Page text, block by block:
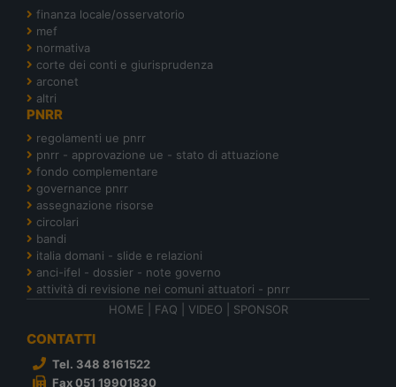
finanza locale/osservatorio
mef
normativa
corte dei conti e giurisprudenza
arconet
altri
PNRR
regolamenti ue pnrr
pnrr - approvazione ue - stato di attuazione
fondo complementare
governance pnrr
assegnazione risorse
circolari
bandi
italia domani - slide e relazioni
anci-ifel - dossier - note governo
attività di revisione nei comuni attuatori - pnrr
HOME
FAQ VIDEO SPONSOR
CONTATTI
Tel. 348 8161522
Fax 051 19901830